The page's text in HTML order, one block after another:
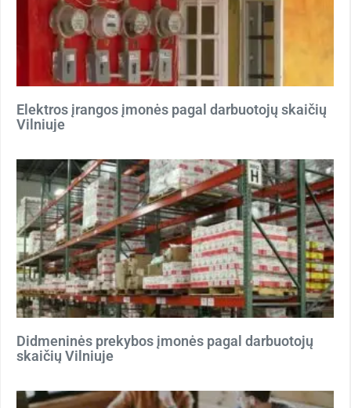
Elektros įrangos įmonės pagal darbuotojų skaičių
Vilniuje
Didmeninės prekybos įmonės pagal darbuotojų
skaičių Vilniuje